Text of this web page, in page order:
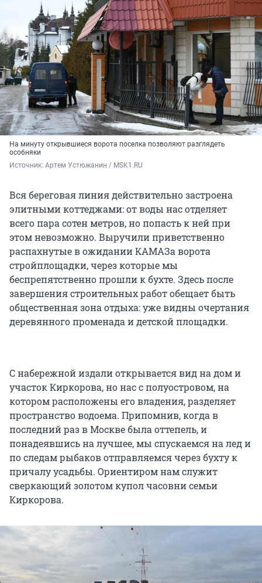
На минуту открывшиеся ворота поселка позволяют разглядеть
особняки
Источник: Артем Устюжанин / MSK1.RU
Вся береговая линия действительно застроена
элитными коттеджами: от воды нас отделяет
всего пара сотен метров, но попасть к ней при
этом невозможно. Выручили приветственно
распахнутые в ожидании КАМАЗа ворота
стройплощадки, через которые мы
беспрепятственно прошли к бухте. Здесь после
завершения строительных работ обещает быть
общественная зона отдыха: уже видны очертания
деревянного променада и детской площадки.
С набережной издали открывается вид на дом и
участок Киркорова, но нас с полуостровом, на
котором расположены его владения, разделяет
пространство водоема. Припомнив, когда в
последний раз в Москве была оттепель, и
понадеявшись на лучшее, мы спускаемся на лед и
по следам рыбаков отправляемся через бухту к
причалу усадьбы. Ориентиром нам служит
сверкающий золотом купол часовни семьи
Киркорова.